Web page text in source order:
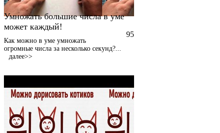
Умножать большие числа в уме
может каждый!
95
Как можно в уме умножать
огромные числа за несколько секунд?
далее>>